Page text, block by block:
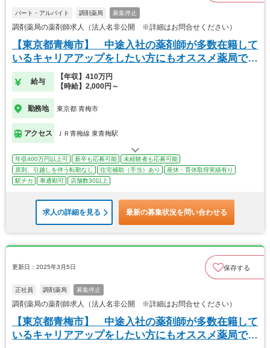
パート・アルバイト 調剤薬局 募集停止
調剤薬局の薬剤師求人（法人名非公開 ※詳細はお問合せください）
【東京都青梅市】 中途入社の薬剤師が多数在籍して
いるキャリアアップをしたい方にもオススメ薬局で
す！
給与
【年収】410万円
【時給】2,000円～
勤務地 東京都 青梅市
アクセス ＪＲ青梅線 東青梅駅
年収400万円以上可 新卒も応募可能
未経験者も応募可能
原則、引越しを伴う転勤なし
住宅補助（手当）あり
産休・育休取得実績有り
駅チカ
車通勤可 店舗数30以上
求人の詳細を見る 最新の募集状況を問い合わせる
更新日：2025年3月5日 保存する
正社員 調剤薬局 募集停止
調剤薬局の薬剤師求人（法人名非公開 ※詳細はお問合せください）
【東京都青梅市】 中途入社の薬剤師が多数在籍して
いるキャリアアップをしたい方にもオススメ薬局で